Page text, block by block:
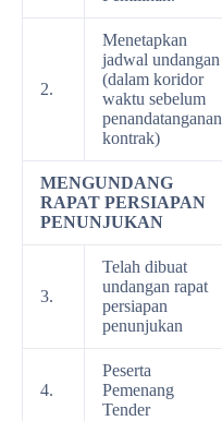
2.
Menetapkan
jadwal undangan
(dalam koridor
waktu sebelum
penandatanganan
kontrak)
MENGUNDANG
RAPAT PERSIAPAN
PENUNJUKAN
3.
Telah dibuat
undangan rapat
persiapan
penunjukan
4.
Peserta
Pemenang
Tender